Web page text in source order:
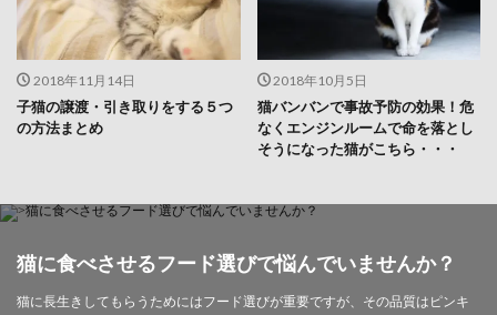
2018年11月14日
子猫の譲渡・引き取りをする５つ
の方法まとめ
2018年10月5日
猫バンバンで事故予防の効果！危
なくエンジンルームで命を落とし
そうになった猫がこちら・・・
猫に食べさせるフード選びで悩んでいませんか？
猫に長生きしてもらうためにはフード選びが重要ですが、その品質はピンキ